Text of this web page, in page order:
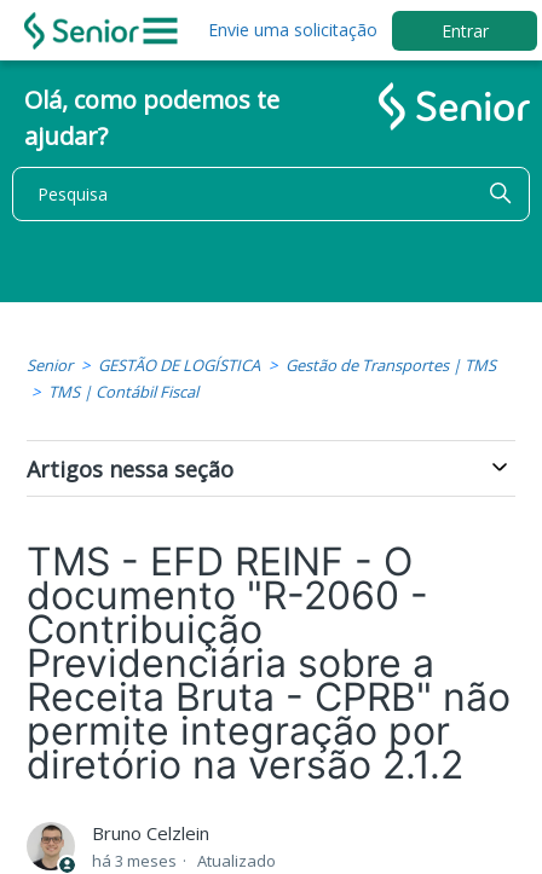
Envie uma solicitação Entrar
Olá, como podemos te
ajudar?
Senior GESTÃO DE LOGÍSTICA
Gestão de Transportes | TMS
TMS | Contábil Fiscal
Artigos nessa seção
TMS - EFD REINF - O
documento "R-2060 -
Contribuição
Previdenciária sobre a
Receita Bruta - CPRB" não
permite integração por
diretório na versão 2.1.2
Bruno Celzlein
há 3 meses Atualizado